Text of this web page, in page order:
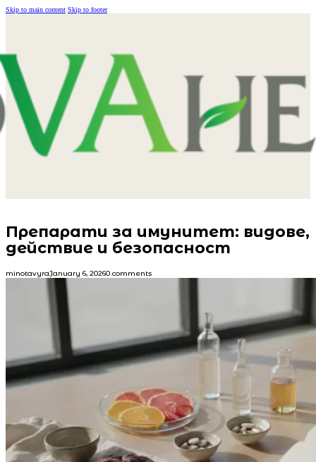
Skip to main content Skip to footer
Препарати за имунитет: видове,
действие и безопасност
minotavyraJanuary 6, 20260 comments